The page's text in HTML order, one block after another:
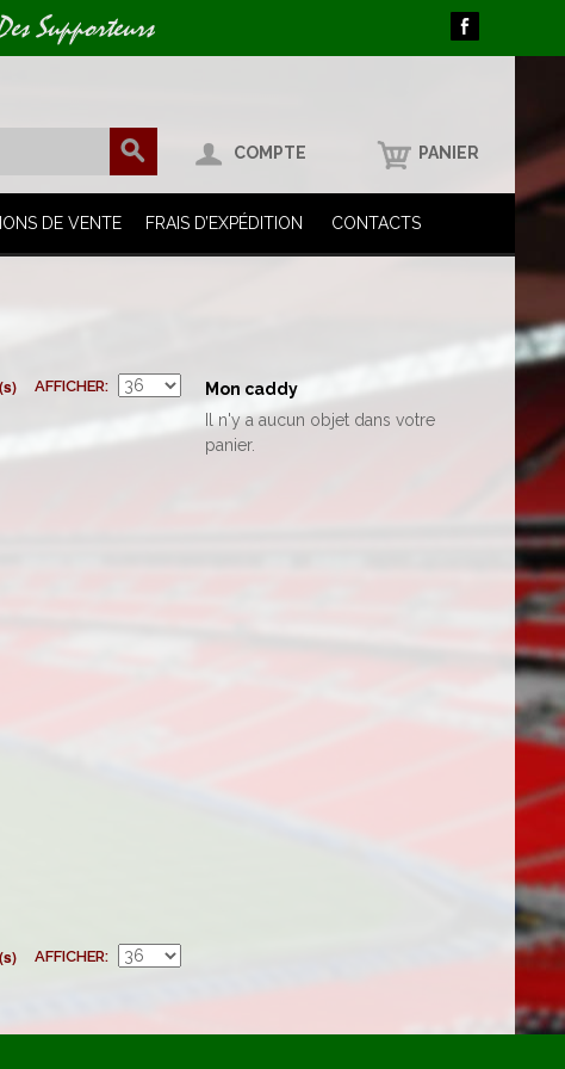
Supporteurs
COMPTE PANIER
DE VENTE FRAIS D’EXPÉDITION CONTACTS
AFFICHER
AFFICHER
Mon caddy
Il n'y a aucun objet dans votre
panier.